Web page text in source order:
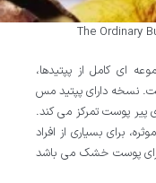
ای کامل از پپتیدها،
نسخه دارای پپتید مس
پیر پوست تمرکز می کند.
برای بسیاری از افراد
پوست خشک می باشد